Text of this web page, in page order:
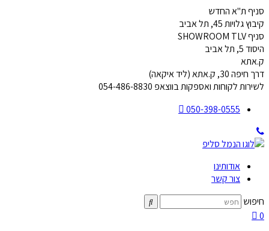
דלג
לתוכן
סניף ת"א החדש
קיבוץ גלויות 45, תל אביב
סניף SHOWROOM TLV
היסוד 5, תל אביב
ק.אתא
דרך חיפה 30, ק.אתא (ליד איקאה)
לשירות לקוחות ואספקות בווצאפ 054-486-8830
050-398-0555
אודותינו
צור קשר
חיפוש
0